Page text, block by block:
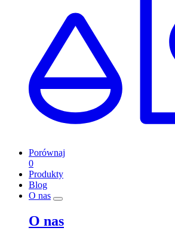
Porównaj
0
Produkty
Blog
O nas
O nas